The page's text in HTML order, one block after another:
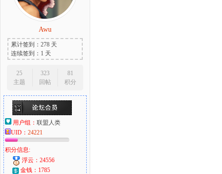
Awu
累计签到：278 天
连续签到：1 天
25
主题
323
回帖
81
积分
用户组： 联盟人类
UID： 24221
积分信息:
浮云：24556
金钱：1785